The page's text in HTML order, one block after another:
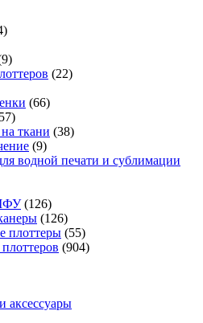
(22)
(66)
ткани (38)
(9)
водной печати и сублимации
(126)
(126)
плоттеры (55)
(904)
аксессуары